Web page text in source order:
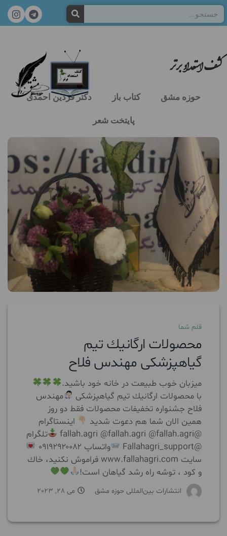
کشف استعداد برتر
حوزه مشق کتاب باز دکتر فردین احمدی
پایتخت شعر
قلم شما
محصولات ارگانيك تيم
گياهپزشكى مهندس فلاح
ميزبان خوب طبيعت در خانه خود باشيد.
با محصولات ارگانيك تيم گياهپزشكى
مهندس
فلاح جشنواره تخفيفات محصولات فقط دو روز
همين الان شما هم دعوت شديد
اينستاگرام
@fallah.agri @fallah.agri @fallah.agri
تلگرام
@Fallahagri_support
واتساپ ۰۹۱۹۲۹۲۰۰۸۲
سايت www.fallahagri.com فراموش نكنيد، خاك
و كود ، توشه راه رشد گياهان است!
انتشارات بین‌المللی حوزه مشق می 28, 2023